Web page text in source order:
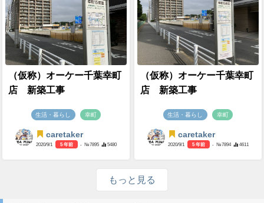
（仮称）オーケー千葉幸町
店 新築工事
生活・暮らし 幸町
caretaker
2020/9/1 5 年前 - №7895 5480
（仮称）オーケー千葉幸町
店 新築工事
生活・暮らし 幸町
caretaker
2020/9/1 5 年前 - №7894 4611
もっと見る